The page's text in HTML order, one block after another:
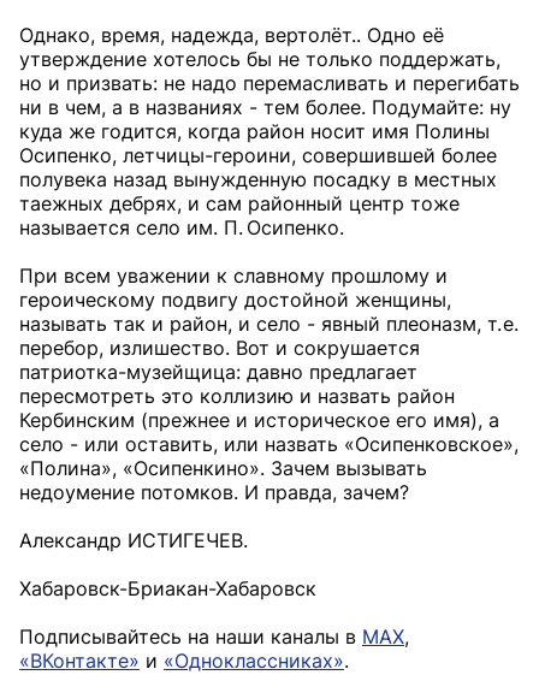
Однако, время, надежда, вертолёт.. Одно её
утверждение хотелось бы не только поддержать,
но и призвать: не надо перемасливать и перегибать
ни в чем, а в названиях - тем более. Подумайте: ну
куда же годится, когда район носит имя Полины
Осипенко, летчицы-героини, совершившей более
полувека назад вынужденную посадку в местных
таежных дебрях, и сам районный центр тоже
называется село им. П. Осипенко.
При всем уважении к славному прошлому и
героическому подвигу достойной женщины,
называть так и район, и село - явный плеоназм, т. е.
перебор, излишество. Вот и сокрушается
патриотка-музейщица: давно предлагает
пересмотреть это коллизию и назвать район
Кербинским (прежнее и историческое его имя), а
село - или оставить, или назвать «Осипенковское»,
«Полина», «Осипенкино». Зачем вызывать
недоумение потомков. И правда, зачем?
Александр ИСТИГЕЧЕВ.
Хабаровск-Бриакан-Хабаровск
Подписывайтесь на наши каналы в MAX,
«ВКонтакте» и «Одноклассниках».